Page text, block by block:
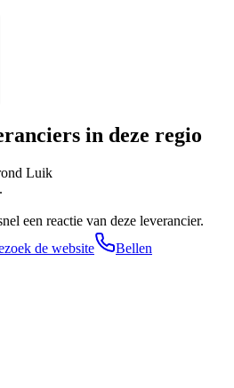
in deze regio
Luik
een reactie van deze leverancier.
de website Bellen